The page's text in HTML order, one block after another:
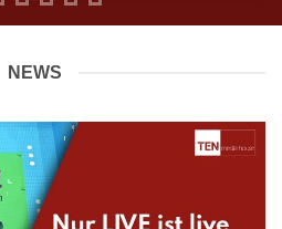
NEWS